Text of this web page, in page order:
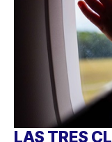
LAS TRES